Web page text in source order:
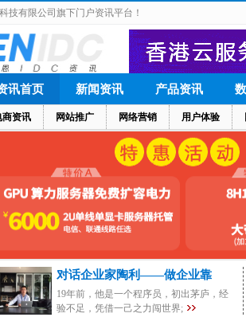
技有限公司旗下门户资讯平台！
讯首页
商资讯 网站推广 网络营销 用户体验
新闻资讯 产品资讯
对话企业家陶利——做企业靠
19年前，他是一个程序员，初出茅庐，经
验不足，凭借一己之力闯世界;